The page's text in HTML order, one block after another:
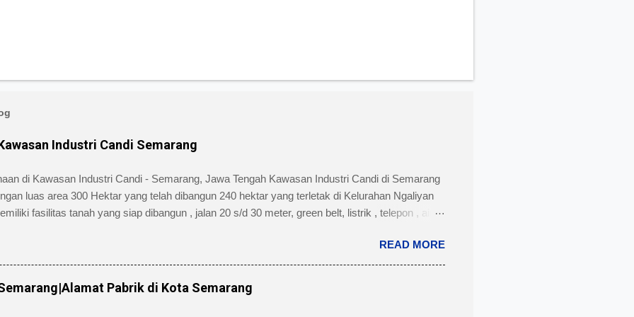
Industri Candi Semarang
di Kawasan Industri Candi - Semarang, Jawa Tengah Kawasan Industri Candi di Semarang
luas area 300 Hektar yang telah dibangun 240 hektar yang terletak di Kelurahan Ngaliyan
fasilitas tanah yang siap dibangun , jalan 20 s/d 30 meter, green belt, listrik , telepon , air,
Tambakaji II No. 7 Semarang Kota Semarang, Provinsi Jawa Tengah dengan nomor Telepon
Berikut ini daftar Perusahaan di Kawasan Industri Candi Semarang disertai dengan
lengkap dan nomor telpon masing-masing perusahaan/pabrik : PT. AMAN INDAH MAKMUR
Barang dari kertas dan Percetakan Negara asal : Indonesia Alamat pabrik : Kawasan Industri
READ MORE
Pabrik di Kota Semarang